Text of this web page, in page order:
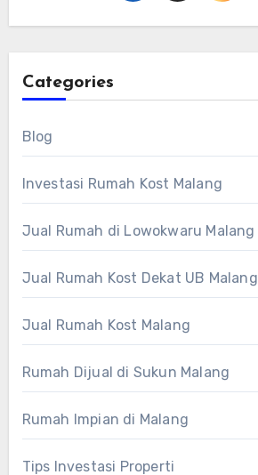
Categories
Blog
Investasi Rumah Kost Malang
Jual Rumah di Lowokwaru Malang
Jual Rumah Kost Dekat UB Malang
Jual Rumah Kost Malang
Rumah Dijual di Sukun Malang
Rumah Impian di Malang
Tips Investasi Properti